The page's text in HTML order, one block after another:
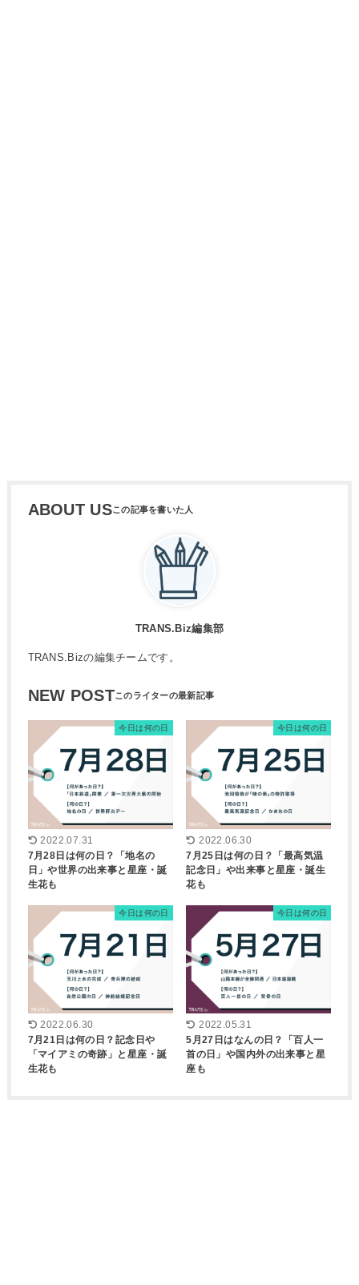
ABOUT US
TRANS.Biz編集部
TRANS.Bizの編集チームです。
NEW POST
今日は何の日
2022.07.31
7月28日は何の日？「地名の
日」や世界の出来事と星座・誕
生花も
今日は何の日
2022.06.30
7月25日は何の日？「最高気温
記念日」や出来事と星座・誕生
花も
今日は何の日
2022.06.30
7月21日は何の日？記念日や
「マイアミの奇跡」と星座・誕
生花も
今日は何の日
2022.05.31
5月27日はなんの日？「百人一
首の日」や国内外の出来事と星
座も